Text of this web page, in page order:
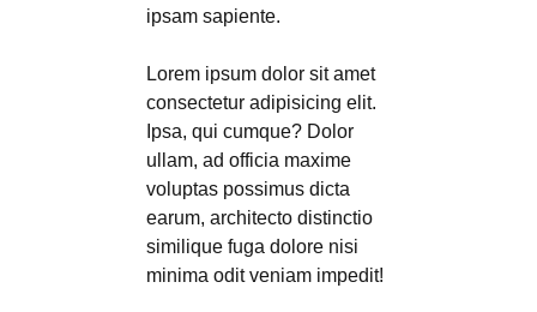
ipsam sapiente.
Lorem ipsum dolor sit amet
consectetur adipisicing elit.
Ipsa, qui cumque? Dolor
ullam, ad officia maxime
voluptas possimus dicta
earum, architecto distinctio
similique fuga dolore nisi
minima odit veniam impedit!